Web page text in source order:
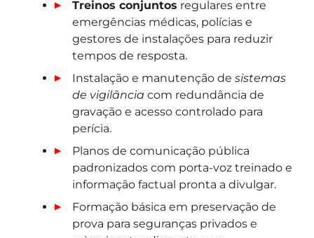
Treinos conjuntos regulares entre
emergências médicas, polícias e
gestores de instalações para reduzir
tempos de resposta.
Instalação e manutenção de sistemas
de vigilância com redundância de
gravação e acesso controlado para
perícia.
Planos de comunicação pública
padronizados com porta-voz treinado e
informação factual pronta a divulgar.
Formação básica em preservação de
prova para seguranças privados e